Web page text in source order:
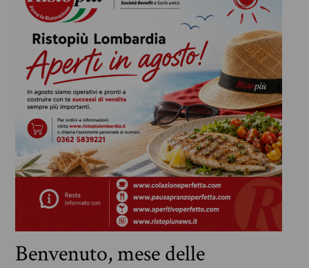
Benvenuto, mese delle